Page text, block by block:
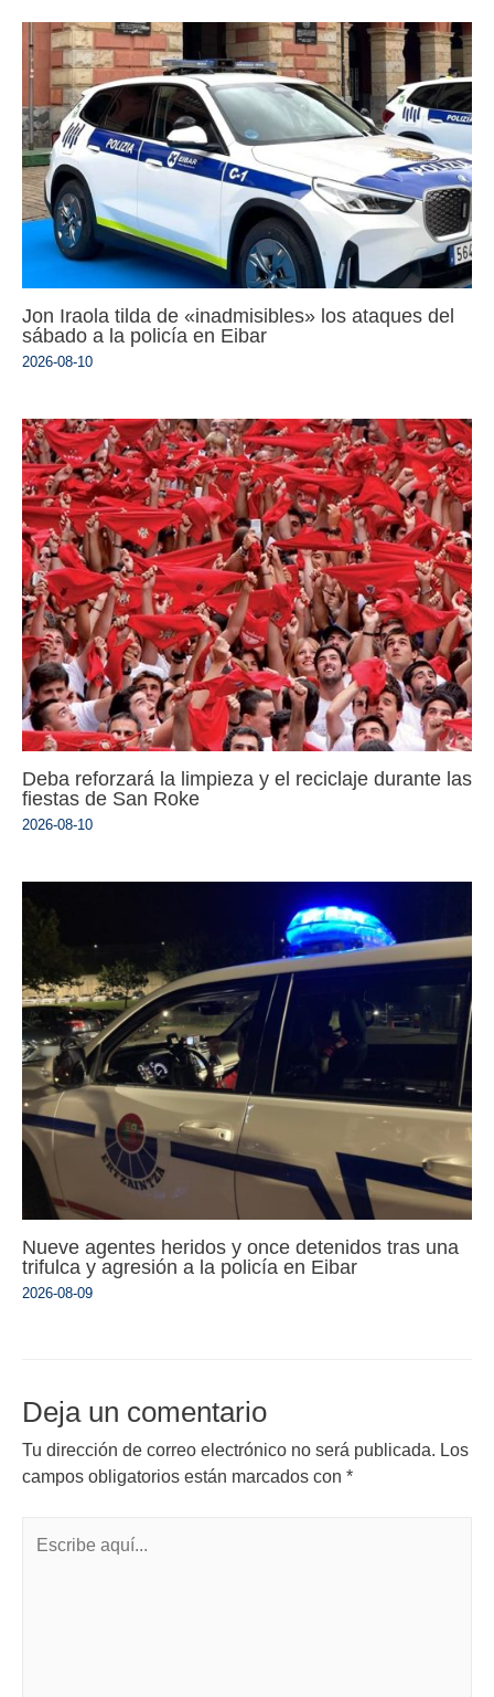
Jon Iraola tilda de «inadmisibles» los ataques del
sábado a la policía en Eibar
2026-08-10
Deba reforzará la limpieza y el reciclaje durante las
fiestas de San Roke
2026-08-10
Nueve agentes heridos y once detenidos tras una
trifulca y agresión a la policía en Eibar
2026-08-09
Deja un comentario
Tu dirección de correo electrónico no será publicada. Los
campos obligatorios están marcados con *